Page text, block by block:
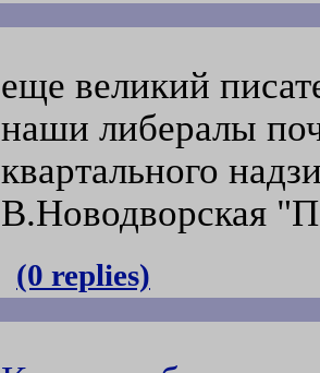
еще великий
наши либералы
квартального
В.Новодворская
(0 replies)